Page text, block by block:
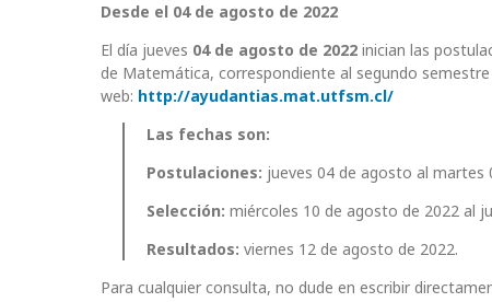
Desde el 04 de agosto de 2022
El día jueves 04 de agosto de 2022 inician las
de Matemática, correspondiente al segundo
web: http://ayudantias.mat.utfsm.cl/
Las fechas son:
Postulaciones: jueves 04 de agosto al martes
Selección: miércoles 10 de agosto de 2022 al
Resultados: viernes 12 de agosto de 2022.
Para cualquier consulta, no dude en escribir